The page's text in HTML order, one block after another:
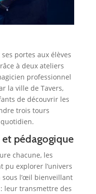
portes aux élèves
à deux ateliers
professionnel
la ville de Tavers,
de découvrir les
trois tours
pédagogique
chacune, les
pu explorer l’univers
l’œil bienveillant
leur transmettre des